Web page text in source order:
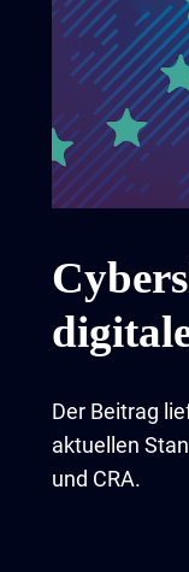
Der Beitrag
aktuellen
und CRA.